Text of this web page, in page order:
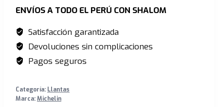
Wild-
-
TLR/TS
Tubeless
29"
X
ENVÍOS A TODO EL PERÚ CON SHALOM
Satisfacción garantizada
Devoluciones sin complicaciones
Pagos seguros
Categoría: Llantas
Marca:Michelin